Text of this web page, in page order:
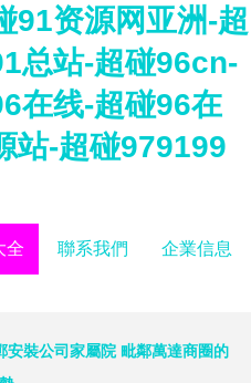
91资源网亚洲-超
总站-超碰96cn-
在线-超碰96在
站-超碰979199
全 聯系我們 企業信息
安裝公司家屬院 毗鄰萬達商圈的